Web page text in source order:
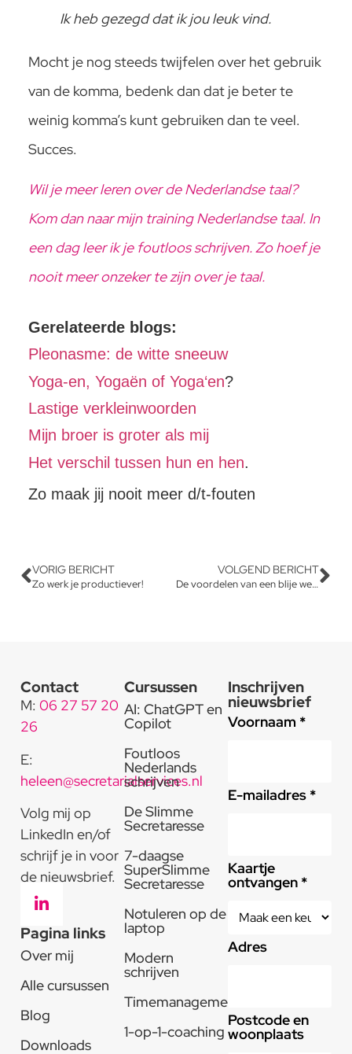
Ik heb gezegd dat ik jou leuk vind.
Mocht je nog steeds twijfelen over het gebruik
van de komma, bedenk dan dat je beter te
weinig komma’s kunt gebruiken dan te veel.
Succes.
Wil je meer leren over de Nederlandse taal?
Kom dan naar mijn training Nederlandse taal. In
een dag leer ik je foutloos schrijven. Zo hoef je
nooit meer onzeker te zijn over je taal.
Gerelateerde blogs:
Pleonasme: de witte sneeuw
Yoga-en, Yogaën of Yoga‘en?
Lastige verkleinwoorden
Mijn broer is groter als mij
Het verschil tussen hun en hen.
Zo maak jij nooit meer d/t-fouten
VORIG BERICHT
Zo werk je productiever!
VOLGEND BERICHT
De voordelen van een blije werknemer
Contact
M: 06 27 57 20
26
E:
heleen@secretarialservices.nl
Volg mij op
LinkedIn en/of
schrijf je in voor
de nieuwsbrief.
Pagina links
Over mij
Alle cursussen
Blog
Downloads
Cursussen
AI: ChatGPT en
Copilot
Foutloos
Nederlands
schrijven
De Slimme
Secretaresse
7-daagse
SuperSlimme
Secretaresse
Notuleren op de
laptop
Modern
schrijven
Timemanagement
1-op-1-coaching
Inschrijven
nieuwsbrief
Voornaam *
E-mailadres *
Kaartje
ontvangen *
Adres
Postcode en
woonplaats